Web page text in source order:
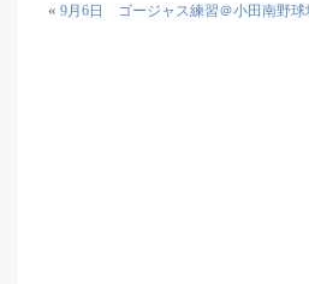
« 9月6日 ゴージャス練習＠小田南野球